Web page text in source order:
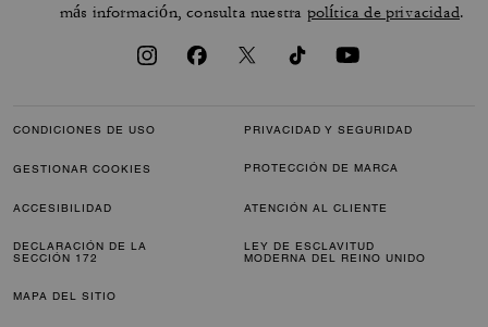
más información, consulta nuestra política de privacidad.
CONDICIONES DE USO PRIVACIDAD Y SEGURIDAD
GESTIONAR COOKIES PROTECCIÓN DE MARCA
ACCESIBILIDAD ATENCIÓN AL CLIENTE
DECLARACIÓN DE LA
SECCIÓN 172
LEY DE ESCLAVITUD
MODERNA DEL REINO UNIDO
MAPA DEL SITIO